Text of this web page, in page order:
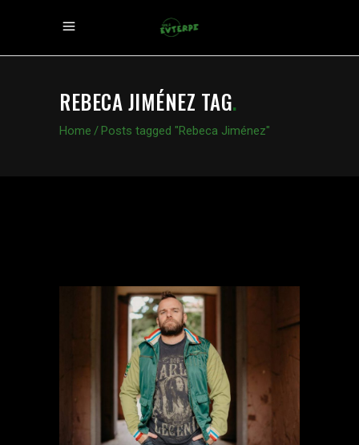
REBECA JIMÉNEZ TAG.
Home /Posts tagged "Rebeca Jiménez"